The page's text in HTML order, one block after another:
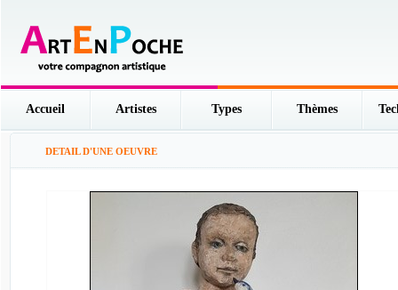
Accueil Artistes Types Thèmes
DETAIL D'UNE OEUVRE